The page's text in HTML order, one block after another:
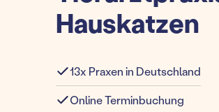
Hauskatzen
13x Praxen in Deutschland
Online Terminbuchung